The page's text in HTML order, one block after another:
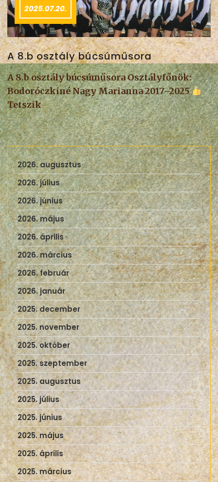
2025.07.20.
A 8.b osztály búcsúműsora
A 8.b osztály búcsúműsora Osztályfőnök:
Bodoróczkiné Nagy Marianna 2017–2025
Tetszik
2026. augusztus
2026. július
2026. június
2026. május
2026. április
2026. március
2026. február
2026. január
2025. december
2025. november
2025. október
2025. szeptember
2025. augusztus
2025. július
2025. június
2025. május
2025. április
2025. március